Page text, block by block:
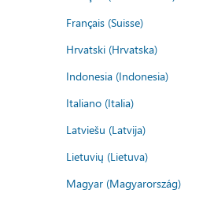
Français (Suisse)
Hrvatski (Hrvatska)
Indonesia (Indonesia)
Italiano (Italia)
Latviešu (Latvija)
Lietuvių (Lietuva)
Magyar (Magyarország)